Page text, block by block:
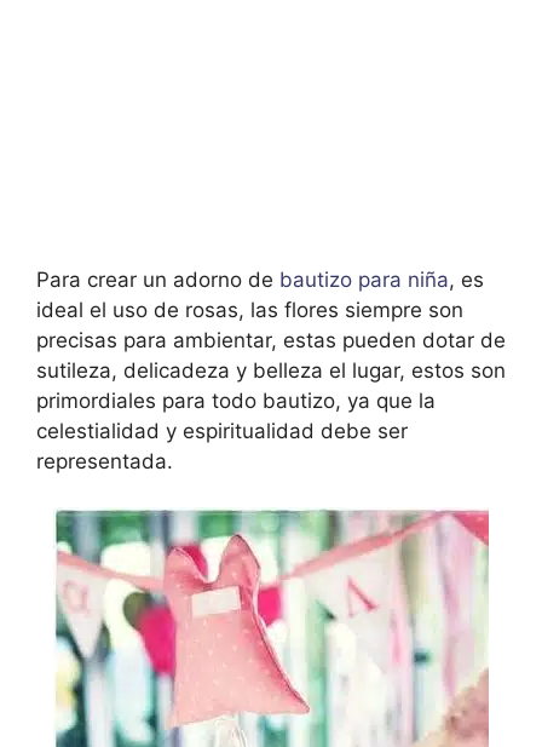
Para crear un adorno de bautizo para niña, es
ideal el uso de rosas, las flores siempre son
precisas para ambientar, estas pueden dotar de
sutileza, delicadeza y belleza el lugar, estos son
primordiales para todo bautizo, ya que la
celestialidad y espiritualidad debe ser
representada.